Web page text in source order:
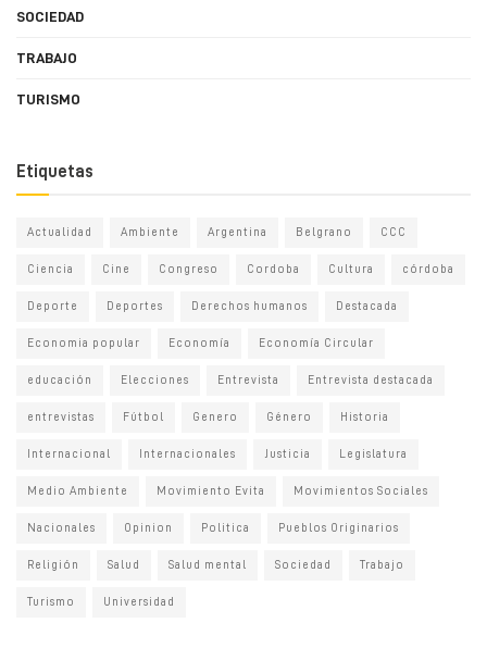
SOCIEDAD
TRABAJO
TURISMO
Etiquetas
Actualidad Ambiente Argentina Belgrano CCC
Ciencia Cine Congreso Cordoba Cultura córdoba
Deporte Deportes Derechos humanos Destacada
Economia popular Economía Economía Circular
educación Elecciones Entrevista Entrevista destacada
entrevistas Fútbol Genero Género Historia
Internacional Internacionales Justicia Legislatura
Medio Ambiente Movimiento Evita Movimientos Sociales
Nacionales Opinion Politica Pueblos Originarios
Religión Salud Salud mental Sociedad Trabajo
Turismo Universidad